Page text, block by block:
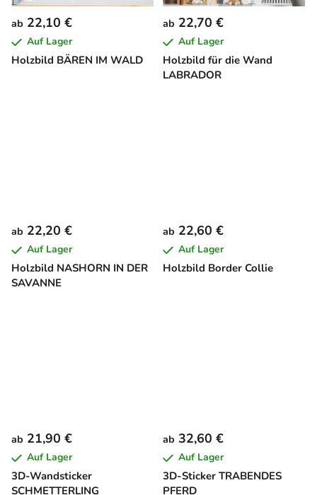
Holzbild BÄREN IM WALD
ab 22,10 €
Auf Lager
Holzbild für die Wand
LABRADOR
ab 22,70 €
Auf Lager
Holzbild NASHORN IN DER
SAVANNE
ab 22,20 €
Auf Lager
Holzbild Border Collie
ab 22,60 €
Auf Lager
3D-Wandsticker
SCHMETTERLING
ab 21,90 €
Auf Lager
3D-Sticker TRABENDES
PFERD
ab 32,60 €
Auf Lager